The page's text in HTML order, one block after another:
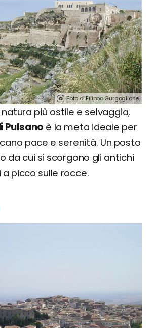
Foto di Filippo Gurgoglione.
più ostile e selvaggia,
Pulsano è la meta ideale per
pace e serenità. Un posto
da cui si scorgono gli antichi
picco sulle rocce.